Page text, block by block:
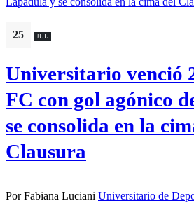
25 JUL
Universitario venció
FC con gol agónico
se consolida en la
Clausura
Por Fabiana Luciani Universitario de